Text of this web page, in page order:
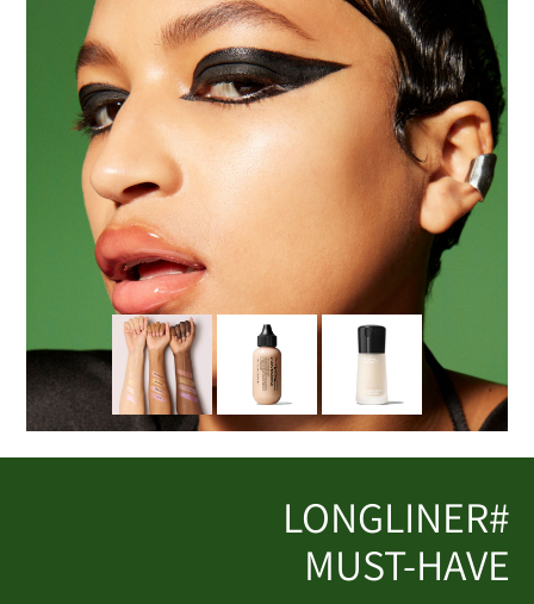
#LONGLINER
MUST-HAVE